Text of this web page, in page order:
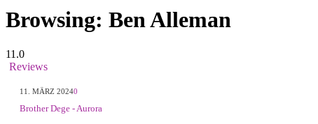
Browsing: Ben Alleman
11.0
Reviews
11. MÄRZ 20240
Brother Dege - Aurora